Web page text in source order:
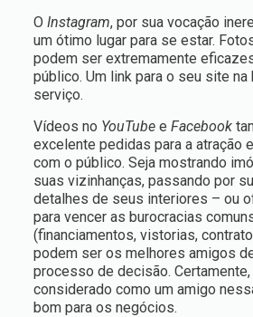
O Instagram, por sua vocação
um ótimo lugar para se estar.
podem ser extremamente
público. Um link para o seu site
serviço.
Vídeos no YouTube e Facebook
excelente pedidas para a atração
com o público. Seja mostrando
suas vizinhanças, passando por
detalhes de seus interiores – ou
para vencer as burocracias
(financiamentos, vistorias,
podem ser os melhores amigos
processo de decisão.
considerado como um amigo
bom para os negócios.